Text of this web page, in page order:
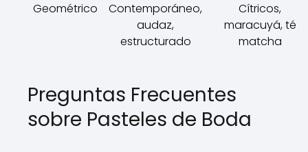
Geométrico
Contemporáneo,
audaz,
estructurado
Cítricos,
maracuyá, té
matcha
Preguntas Frecuentes
sobre Pasteles de Boda